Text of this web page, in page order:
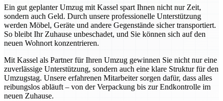
Ein gut geplanter Umzug mit Kassel spart Ihnen nicht nur Zeit,
sondern auch Geld. Durch unsere professionelle Unterstützung
werden Möbel, Geräte und andere Gegenstände sicher transportiert.
So bleibt Ihr Zuhause unbeschadet, und Sie können sich auf den
neuen Wohnort konzentrieren.
Mit Kassel als Partner für Ihren Umzug gewinnen Sie nicht nur eine
zuverlässige Unterstützung, sondern auch eine klare Struktur für den
Umzugstag. Unsere erfahrenen Mitarbeiter sorgen dafür, dass alles
reibungslos abläuft – von der Verpackung bis zur Endkontrolle im
neuen Zuhause.